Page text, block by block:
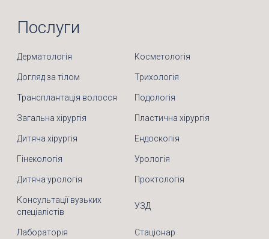
Послуги
Дерматологія Косметологія
Догляд за тілом Трихологія
Трансплантація волосся Подологія
Загальна хірургія Пластична хірургія
Дитяча хірургія Ендоскопія
Гінекологія Урологія
Дитяча урологія Проктологія
Консультації вузьких
спеціалістів
УЗД
Лабораторія Стаціонар